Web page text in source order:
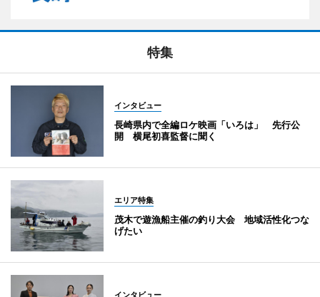
特集
インタビュー
長崎県内で全編ロケ映画「いろは」 先行公
開 横尾初喜監督に聞く
エリア特集
茂木で遊漁船主催の釣り大会 地域活性化つな
げたい
インタビュー